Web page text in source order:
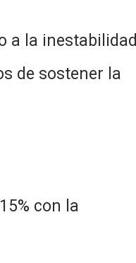
la inestabilidad
de sostener la
con la